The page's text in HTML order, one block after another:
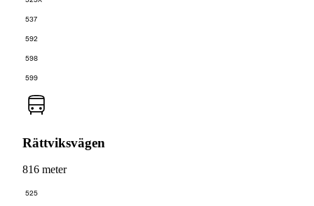
537
592
598
599
Rättviksvägen
816 meter
525